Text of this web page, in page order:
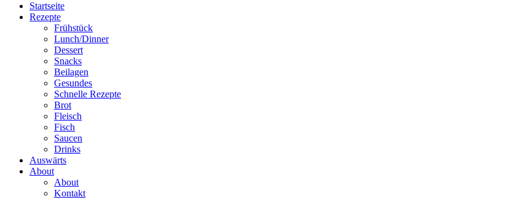
Startseite
Rezepte
Frühstück
Lunch/Dinner
Dessert
Snacks
Beilagen
Gesundes
Schnelle Rezepte
Brot
Fleisch
Fisch
Saucen
Drinks
Auswärts
About
About
Kontakt